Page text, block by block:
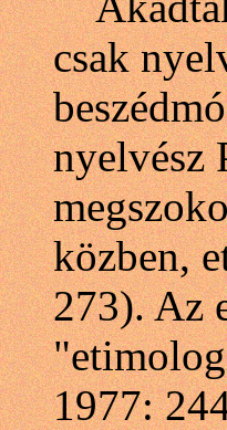
csak
nyelvész
közben,
273). Az
1977: